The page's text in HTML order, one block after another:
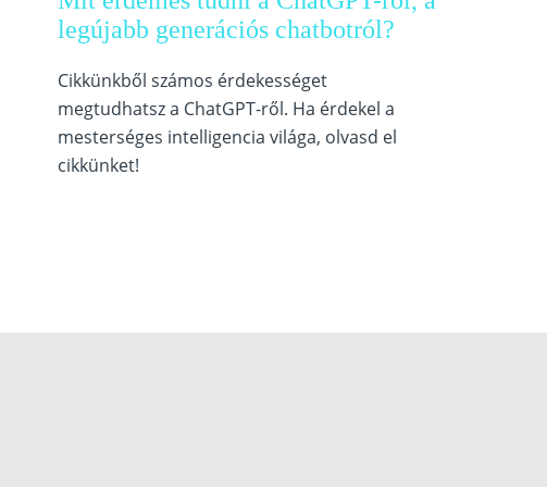
legújabb generációs chatbotról?
Cikkünkből számos érdekességet
megtudhatsz a ChatGPT-ről. Ha érdekel a
mesterséges intelligencia világa, olvasd el
cikkünket!